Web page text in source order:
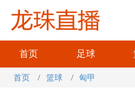
首页 足球
首页 / 篮球 / 匈甲